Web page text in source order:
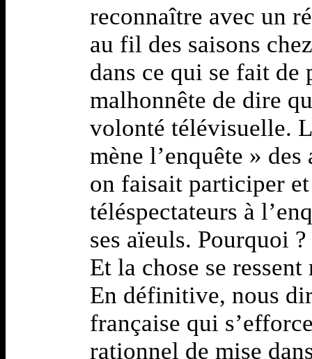
reconnaître avec un
au fil des saisons
dans ce qui se fait de
malhonnête de dire
volonté télévisuelle.
mène l’enquête »
on faisait participer
téléspectateurs à
ses aïeuls. Pourquoi
Et la chose se
En définitive, nous
française qui
rationnel de mise